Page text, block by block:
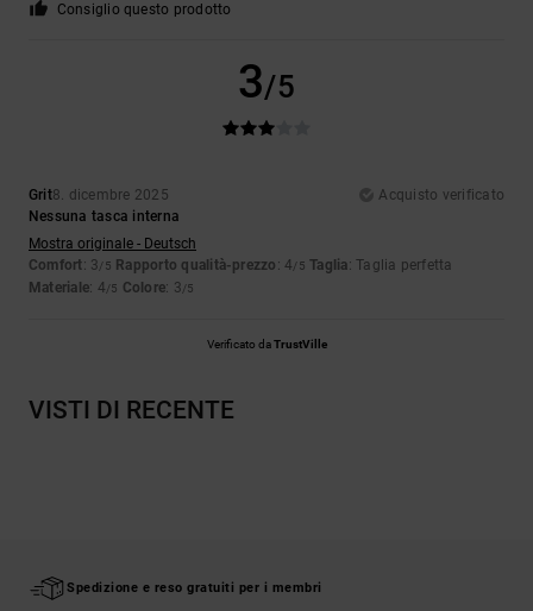
Consiglio questo prodotto
3/5
Grit8. dicembre 2025
Acquisto verificato
Nessuna tasca interna
Mostra originale - Deutsch
Comfort: 3/5 Rapporto qualità-prezzo : 4/5 Taglia: Taglia perfetta
Materiale: 4/5 Colore: 3/5
Verificato daTrustVille
VISTI DI RECENTE
Spedizione e reso gratuiti per i membri